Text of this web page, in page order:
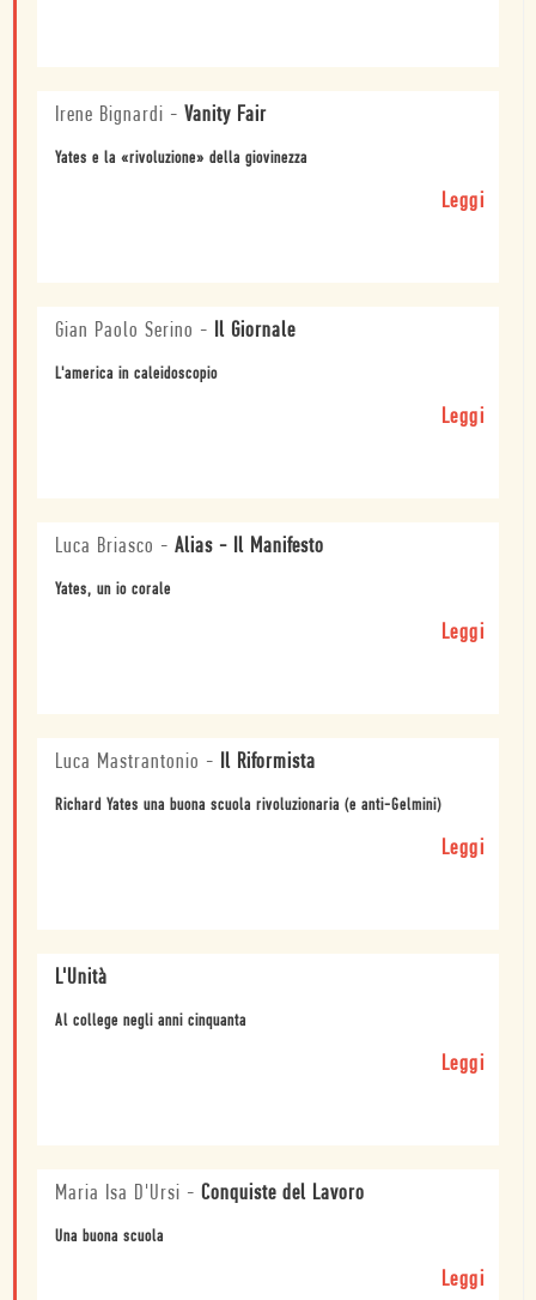
Irene Bignardi - Vanity Fair
Yates e la «rivoluzione» della giovinezza
Leggi
Gian Paolo Serino - Il Giornale
L'america in caleidoscopio
Leggi
Luca Briasco - Alias - Il Manifesto
Yates, un io corale
Leggi
Luca Mastrantonio - Il Riformista
Richard Yates una buona scuola rivoluzionaria (e anti-Gelmini)
Leggi
L'Unità
Al college negli anni cinquanta
Leggi
Maria Isa D'Ursi - Conquiste del Lavoro
Una buona scuola
Leggi